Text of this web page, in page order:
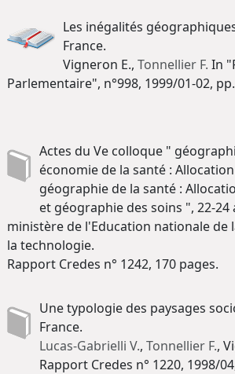
Les inégalités
France.
Vigneron E., Tonnellier F. In
Parlementaire", n°998, 1999/01-02,
Actes du Ve colloque "
économie de la santé :
géographie de la santé :
et géographie des soins ", 22-24
ministère de l'Education nationale de
la technologie.
Rapport Credes n° 1242, 170 pages.
Une typologie des paysages
France.
Lucas-Gabrielli V., Tonnellier F.,
Rapport Credes n° 1220, 1998/